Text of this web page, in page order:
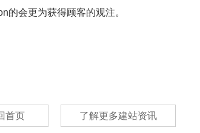
的会更为获得顾客的观注。
首页 了解更多建站资讯